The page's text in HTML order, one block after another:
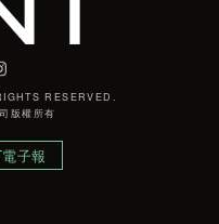
RESERVED.
版權所有
子報